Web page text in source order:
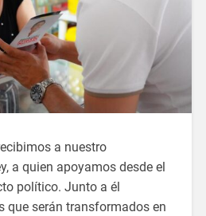
a nuestro
a quien apoyamos desde el
político. Junto a él
que serán transformados en